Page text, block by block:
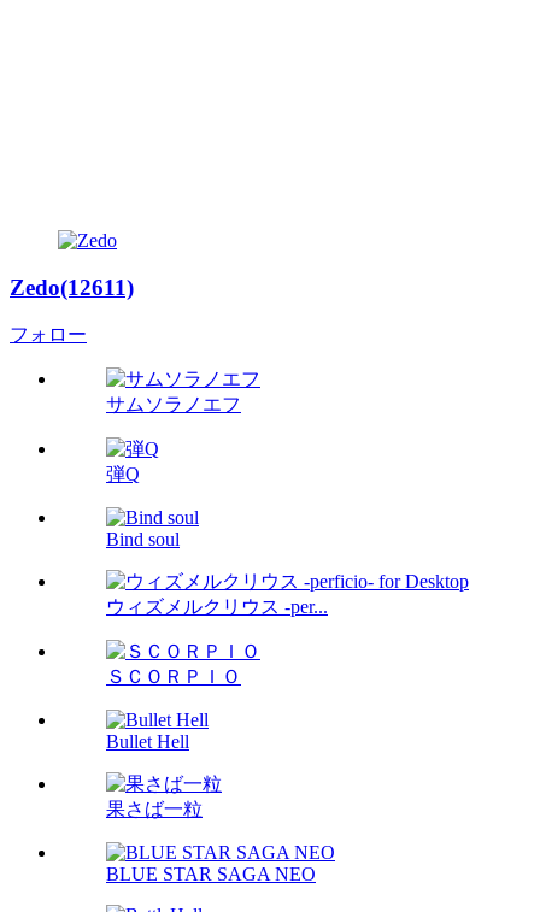
Zedo(12611)
フォロー
サムソラノエフ
弾Q
Bind soul
ウィズメルクリウス -per...
ＳＣＯＲＰＩＯ
Bullet Hell
果さば一粒
BLUE STAR SAGA NEO